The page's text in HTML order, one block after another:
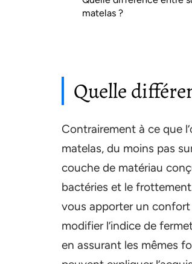
matelas ?
Quelle
Contrairement à ce que
matelas, du moins pas
couche de matériau
bactéries et le
vous apporter un
modifier l’indice de
en assurant les mêmes